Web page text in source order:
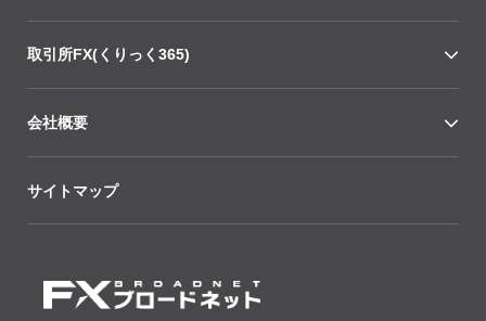
取引所FX(くりっく365)
会社概要
サイトマップ